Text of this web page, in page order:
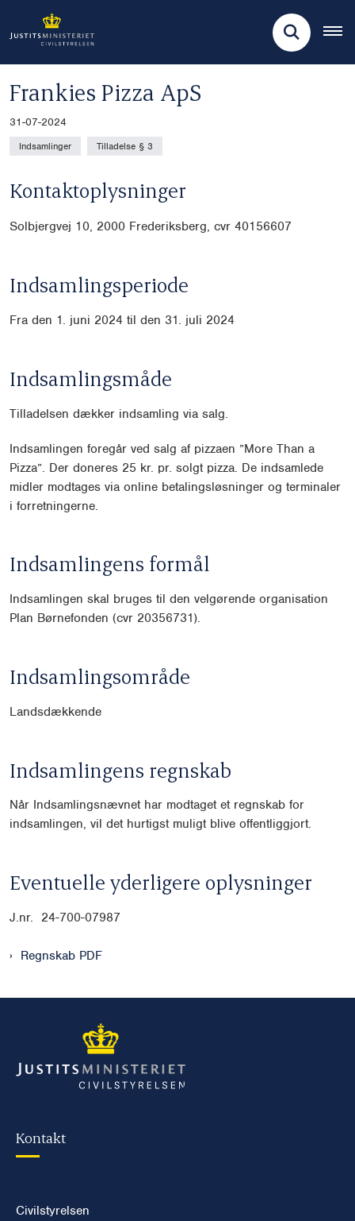
Frankies Pizza ApS
31-07-2024
Indsamlinger Tilladelse § 3
Kontaktoplysninger
Solbjergvej 10, 2000 Frederiksberg, cvr 40156607
Indsamlingsperiode
Fra den 1. juni 2024 til den 31. juli 2024
Indsamlingsmåde
Tilladelsen dækker indsamling via salg.
Indsamlingen foregår ved salg af pizzaen ”More Than a
Pizza”. Der doneres 25 kr. pr. solgt pizza. De indsamlede
midler modtages via online betalingsløsninger og terminaler
i forretningerne.
Indsamlingens formål
Indsamlingen skal bruges til den velgørende organisation
Plan Børnefonden (cvr 20356731).
Indsamlingsområde
Landsdækkende
Indsamlingens regnskab
Når Indsamlingsnævnet har modtaget et regnskab for
indsamlingen, vil det hurtigst muligt blive offentliggjort.
Eventuelle yderligere oplysninger
J.nr. 24-700-07987
Regnskab PDF
Kontakt
Civilstyrelsen